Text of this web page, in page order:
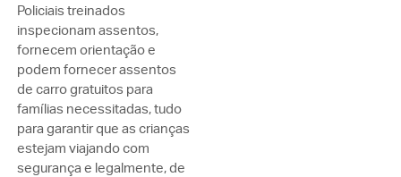
Policiais treinados
inspecionam assentos,
fornecem orientação e
podem fornecer assentos
de carro gratuitos para
famílias necessitadas, tudo
para garantir que as crianças
estejam viajando com
segurança e legalmente, de